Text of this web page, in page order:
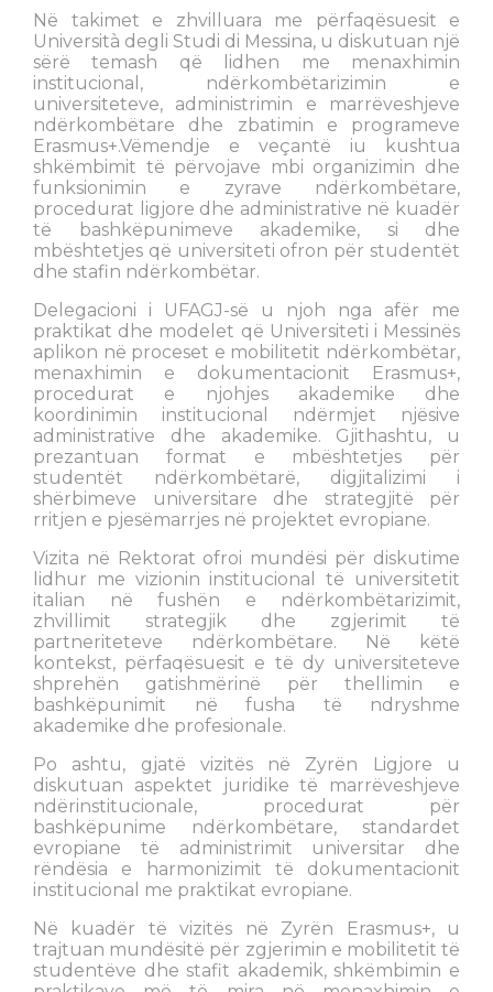
Në takimet e zhvilluara me përfaqësuesit e
Università degli Studi di Messina, u diskutuan një
sërë temash që lidhen me menaxhimin
institucional, ndërkombëtarizimin e
universiteteve, administrimin e marrëveshjeve
ndërkombëtare dhe zbatimin e programeve
Erasmus+.Vëmendje e veçantë iu kushtua
shkëmbimit të përvojave mbi organizimin dhe
funksionimin e zyrave ndërkombëtare,
procedurat ligjore dhe administrative në kuadër
të bashkëpunimeve akademike, si dhe
mbështetjes që universiteti ofron për studentët
dhe stafin ndërkombëtar.
Delegacioni i UFAGJ-së u njoh nga afër me
praktikat dhe modelet që Universiteti i Messinës
aplikon në proceset e mobilitetit ndërkombëtar,
menaxhimin e dokumentacionit Erasmus+,
procedurat e njohjes akademike dhe
koordinimin institucional ndërmjet njësive
administrative dhe akademike. Gjithashtu, u
prezantuan format e mbështetjes për
studentët ndërkombëtarë, digjitalizimi i
shërbimeve universitare dhe strategjitë për
rritjen e pjesëmarrjes në projektet evropiane.
Vizita në Rektorat ofroi mundësi për diskutime
lidhur me vizionin institucional të universitetit
italian në fushën e ndërkombëtarizimit,
zhvillimit strategjik dhe zgjerimit të
partneriteteve ndërkombëtare. Në këtë
kontekst, përfaqësuesit e të dy universiteteve
shprehën gatishmërinë për thellimin e
bashkëpunimit në fusha të ndryshme
akademike dhe profesionale.
Po ashtu, gjatë vizitës në Zyrën Ligjore u
diskutuan aspektet juridike të marrëveshjeve
ndërinstitucionale, procedurat për
bashkëpunime ndërkombëtare, standardet
evropiane të administrimit universitar dhe
rëndësia e harmonizimit të dokumentacionit
institucional me praktikat evropiane.
Në kuadër të vizitës në Zyrën Erasmus+, u
trajtuan mundësitë për zgjerimin e mobilitetit të
studentëve dhe stafit akademik, shkëmbimin e